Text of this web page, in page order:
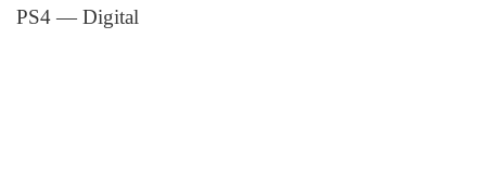
PS4 — Digital